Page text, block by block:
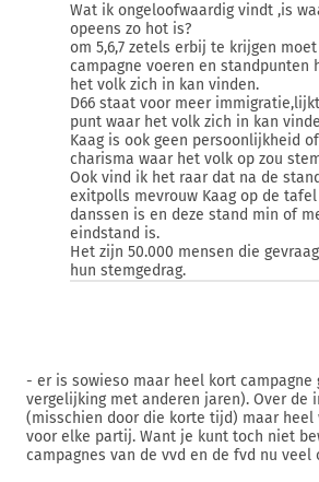
Wat ik ongeloofwaardig vindt ,is
opeens zo hot is?
om 5,6,7 zetels erbij te krijgen
campagne voeren en standpunten
het volk zich in kan vinden.
D66 staat voor meer
punt waar het volk zich in kan
Kaag is ook geen persoonlijkheid
charisma waar het volk op zou
Ook vind ik het raar dat na de
exitpolls mevrouw Kaag op de
danssen is en deze stand min of
eindstand is.
Het zijn 50.000 mensen die
hun stemgedrag.
- er is sowieso maar heel kort campagne
vergelijking met anderen jaren). Over de
(misschien door die korte tijd) maar heel
voor elke partij. Want je kunt toch niet
campagnes van de vvd en de fvd nu